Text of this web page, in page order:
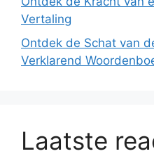
Vertaling
Ontdek de Schat van
Verklarend
Laatste